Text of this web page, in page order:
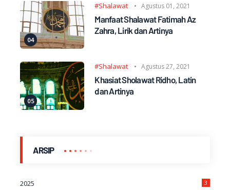
#Shalawat Agustus 01, 2021
Manfaat Shalawat Fatimah Az
Zahra, Lirik dan Artinya
#Shalawat Agustus 27, 2021
Khasiat Sholawat Ridho, Latin
dan Artinya
ARSIP
2025 3